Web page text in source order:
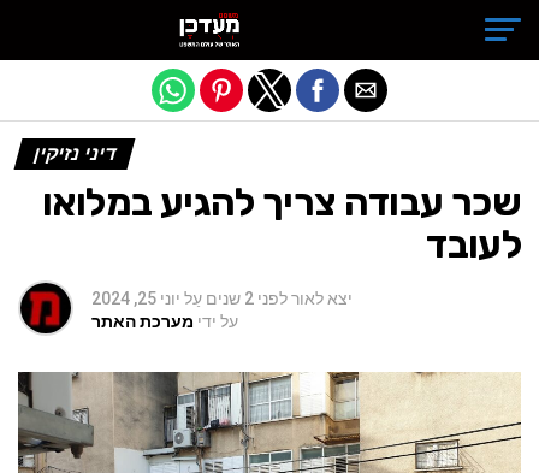
דיני נזיקין
שכר עבודה צריך להגיע במלואו
לעובד
יצא לאורלפני 2 שנים עַל יוני 25, 2024
על ידי מערכת האתר
Exit mobile version